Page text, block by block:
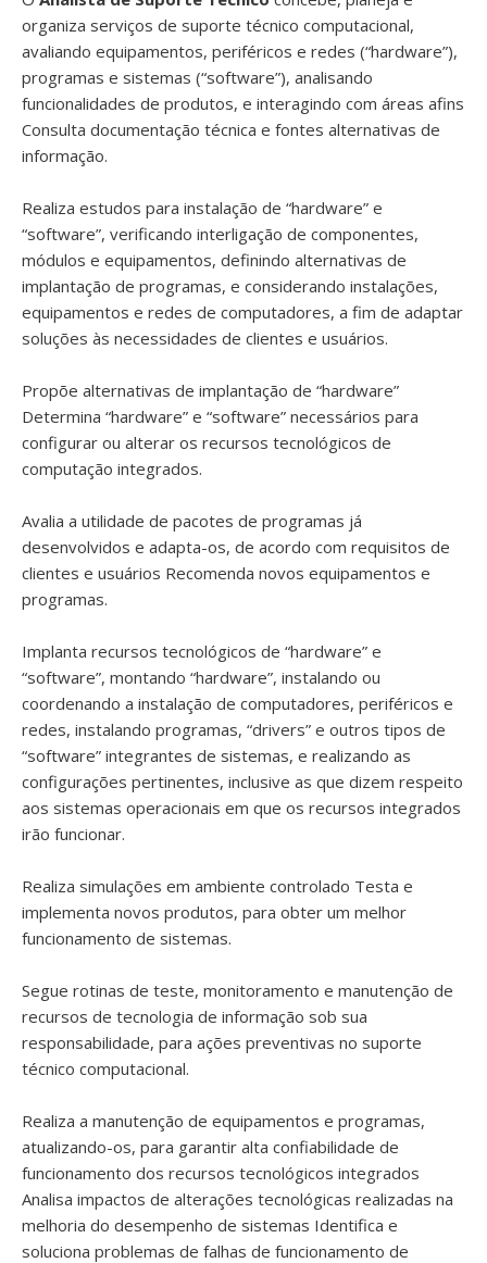
organiza serviços de suporte técnico computacional,
avaliando equipamentos, periféricos e redes (“hardware”),
programas e sistemas (“software”), analisando
funcionalidades de produtos, e interagindo com áreas afins
Consulta documentação técnica e fontes alternativas de
informação.
Realiza estudos para instalação de “hardware” e
“software”, verificando interligação de componentes,
módulos e equipamentos, definindo alternativas de
implantação de programas, e considerando instalações,
equipamentos e redes de computadores, a fim de adaptar
soluções às necessidades de clientes e usuários.
Propõe alternativas de implantação de “hardware”
Determina “hardware” e “software” necessários para
configurar ou alterar os recursos tecnológicos de
computação integrados.
Avalia a utilidade de pacotes de programas já
desenvolvidos e adapta-os, de acordo com requisitos de
clientes e usuários Recomenda novos equipamentos e
programas.
Implanta recursos tecnológicos de “hardware” e
“software”, montando “hardware”, instalando ou
coordenando a instalação de computadores, periféricos e
redes, instalando programas, “drivers” e outros tipos de
“software” integrantes de sistemas, e realizando as
configurações pertinentes, inclusive as que dizem respeito
aos sistemas operacionais em que os recursos integrados
irão funcionar.
Realiza simulações em ambiente controlado Testa e
implementa novos produtos, para obter um melhor
funcionamento de sistemas.
Segue rotinas de teste, monitoramento e manutenção de
recursos de tecnologia de informação sob sua
responsabilidade, para ações preventivas no suporte
técnico computacional.
Realiza a manutenção de equipamentos e programas,
atualizando-os, para garantir alta confiabilidade de
funcionamento dos recursos tecnológicos integrados
Analisa impactos de alterações tecnológicas realizadas na
melhoria do desempenho de sistemas Identifica e
soluciona problemas de falhas de funcionamento de